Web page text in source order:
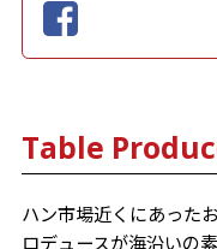
Table
ハン市場近くにあった
ロデュースが海沿いの